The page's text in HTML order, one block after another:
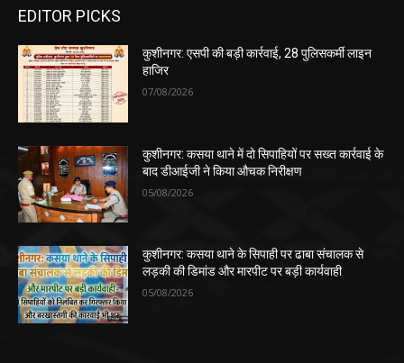
EDITOR PICKS
कुशीनगर: एसपी की बड़ी कार्रवाई, 28 पुलिसकर्मी लाइन
हाजिर
07/08/2026
कुशीनगर: कसया थाने में दो सिपाहियों पर सख्त कार्रवाई के
बाद डीआईजी ने किया औचक निरीक्षण
05/08/2026
कुशीनगर: कसया थाने के सिपाही पर ढाबा संचालक से
लड़की की डिमांड और मारपीट पर बड़ी कार्यवाही
05/08/2026